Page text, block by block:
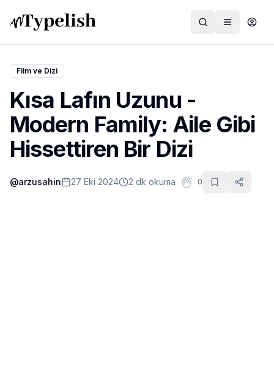
Dünya
Film ve Dizi
Kültür ve Sanat
Sağlık
Film ve Dizi
Kısa Lafın Uzunu -
Modern Family: Aile Gibi
Hissettiren Bir Dizi
@arzusahin 27 Eki 2024 2 dk okuma 0